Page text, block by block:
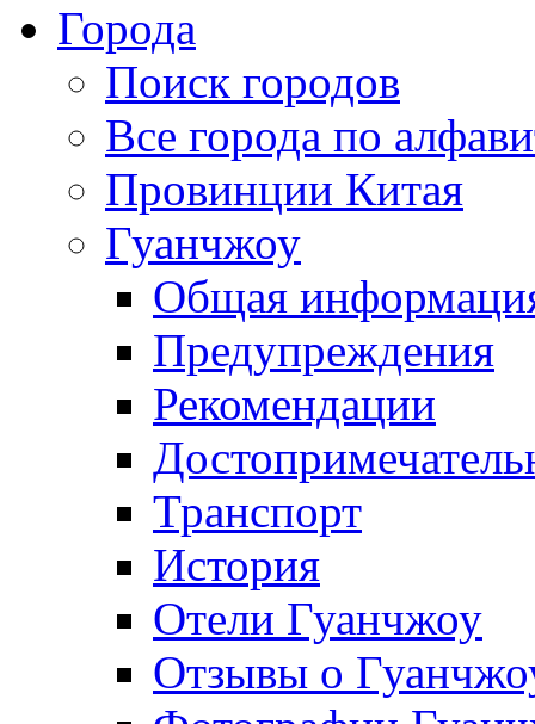
Города
Поиск городов
Все города по
Провинции Китая
Гуанчжоу
Общая
Предупреждения
Рекомендации
Транспорт
История
Отели Гуанчжоу
Отзывы о